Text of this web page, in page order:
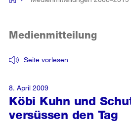
Köbi Kuhn und
versüssen den Tag
Seite vorlesen
Medienmitteilung
8. April 2009